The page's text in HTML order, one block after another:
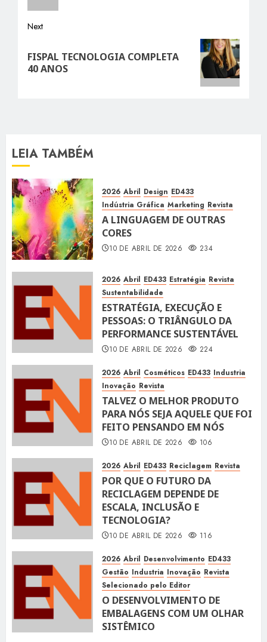
Next
post:
FISPAL TECNOLOGIA COMPLETA
40 ANOS
LEIA TAMBÉM
2026 Abril Design ED433
Indústria Gráfica Marketing Revista
A LINGUAGEM DE OUTRAS
CORES
10 DE ABRIL DE 2026 234
2026 Abril ED433 Estratégia Revista
Sustentabilidade
ESTRATÉGIA, EXECUÇÃO E
PESSOAS: O TRIÂNGULO DA
PERFORMANCE SUSTENTÁVEL
10 DE ABRIL DE 2026 224
2026 Abril Cosméticos ED433 Industria
Inovação Revista
TALVEZ O MELHOR PRODUTO
PARA NÓS SEJA AQUELE QUE FOI
FEITO PENSANDO EM NÓS
10 DE ABRIL DE 2026 106
2026 Abril ED433 Reciclagem Revista
POR QUE O FUTURO DA
RECICLAGEM DEPENDE DE
ESCALA, INCLUSÃO E
TECNOLOGIA?
10 DE ABRIL DE 2026 116
2026 Abril Desenvolvimento ED433
Gestão Industria Inovação Revista
Selecionado pelo Editor
O DESENVOLVIMENTO DE
EMBALAGENS COM UM OLHAR
SISTÊMICO